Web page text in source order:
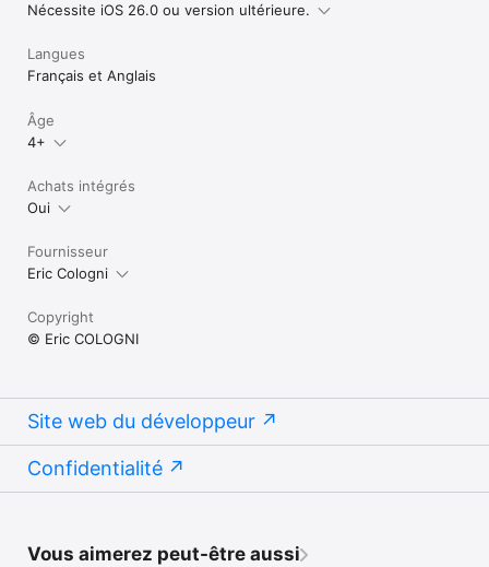
Nécessite iOS 26.0 ou version ultérieure.
Langues
Français et Anglais
Âge
4+
Achats intégrés
Oui
Fournisseur
Eric Cologni
Copyright
© Eric COLOGNI
Site web du développeur
Confidentialité
Vous aimerez peut-être aussi